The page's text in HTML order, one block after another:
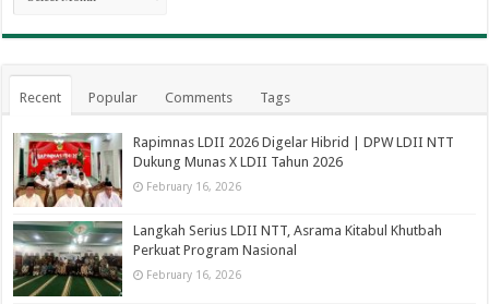
Recent Popular Comments Tags
Rapimnas LDII 2026 Digelar Hibrid | DPW LDII NTT
Dukung Munas X LDII Tahun 2026
February 16, 2026
Langkah Serius LDII NTT, Asrama Kitabul Khutbah
Perkuat Program Nasional
February 16, 2026